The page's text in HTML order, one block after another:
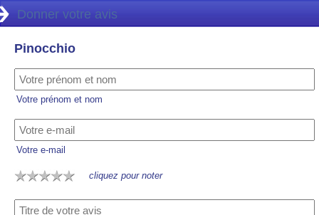
Donner votre avis
Pinocchio
Votre prénom et nom
Votre e-mail
cliquez pour noter